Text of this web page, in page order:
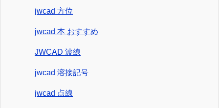
jwcad 方位
jwcad 本 おすすめ
JWCAD 波線
jwcad 溶接記号
jwcad 点線